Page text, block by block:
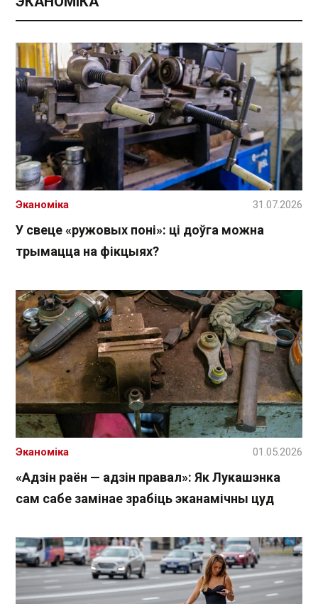
У свеце «ружовых поні»: ці доўга можна
трымацца на фікцыях?
Эканоміка 31.07.2026
«Адзін раён — адзін правал»: Як Лукашэнка
сам сабе замінае зрабіць эканамічны цуд
Эканоміка 01.05.2026